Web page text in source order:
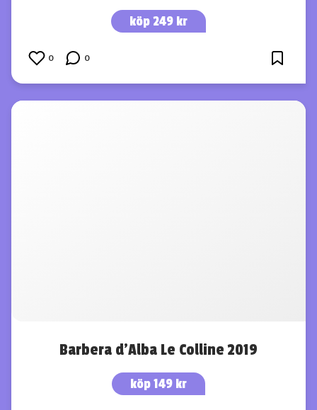
köp 249 kr
0 0
Barbera d’Alba Le Colline 2019
köp 149 kr